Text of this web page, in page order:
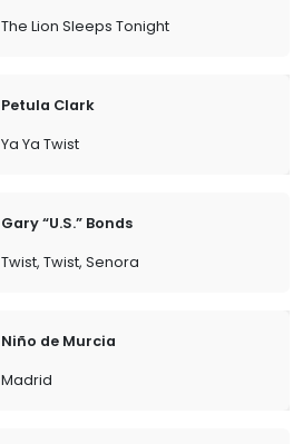
The Lion Sleeps Tonight
Petula Clark
Ya Ya Twist
Gary “U.S.” Bonds
Twist, Twist, Senora
Niño de Murcia
Madrid